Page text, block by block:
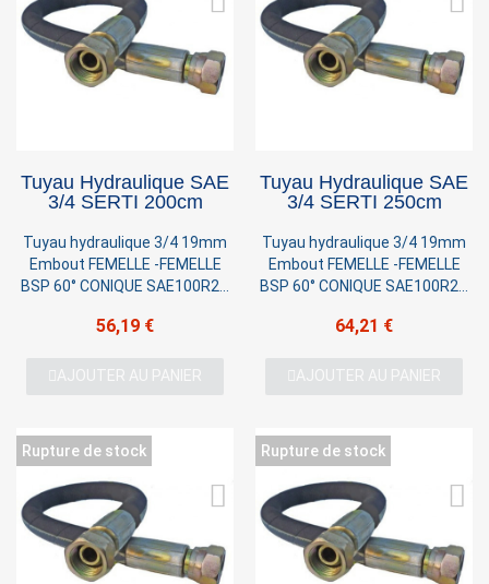
Tuyau Hydraulique SAE
3/4 SERTI 200cm
Tuyau hydraulique 3/4 19mm
Embout FEMELLE -FEMELLE
BSP 60° CONIQUE SAE100R2T
56,19 €
AJOUTER AU PANIER
Tuyau Hydraulique SAE
3/4 SERTI 250cm
Tuyau hydraulique 3/4 19mm
Embout FEMELLE -FEMELLE
BSP 60° CONIQUE SAE100R2T
64,21 €
AJOUTER AU PANIER
Rupture de stock Rupture de stock
You need to be logged in to save products in your
wish list.
Cancel Sign in